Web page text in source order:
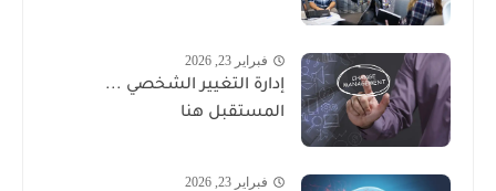
فبراير 23, 2026
إدارة التغيير الشخصي ...
المستقبل هنا
فبراير 23, 2026